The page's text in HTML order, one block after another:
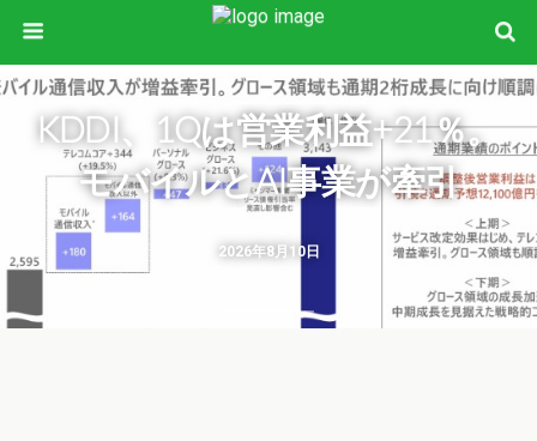
2026年8月10日
KDDI、1Qは営業利益+21％。
モバイルとAI事業が牽引